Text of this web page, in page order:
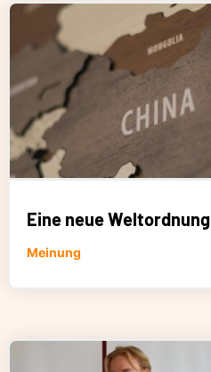
Eine neue Weltordnung
Meinung